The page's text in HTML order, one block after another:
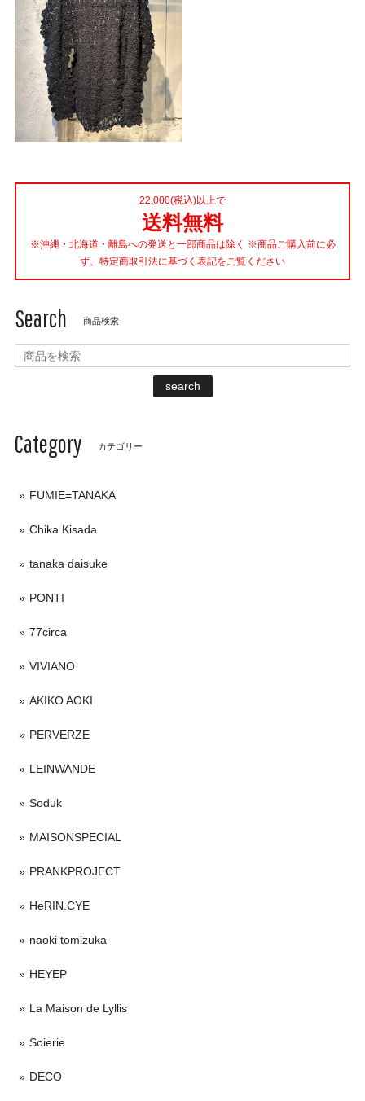
22,000(税込)以上で
送料無料
※沖縄・北海道・離島への発送と一部商品は除く ※商品ご購入前に必
ず、特定商取引法に基づく表記をご覧ください
Search 商品検索
search
Category カテゴリー
FUMIE=TANAKA
Chika Kisada
tanaka daisuke
PONTI
77circa
VIVIANO
AKIKO AOKI
PERVERZE
LEINWANDE
Soduk
MAISONSPECIAL
PRANKPROJECT
HeRIN.CYE
naoki tomizuka
HEYEP
La Maison de Lyllis
Soierie
DECO